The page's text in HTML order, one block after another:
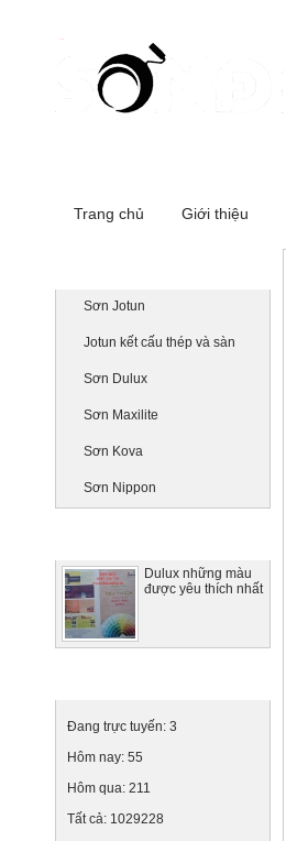
Trang chủ Giới thiệu
Sơn Jotun
Jotun kết cấu thép và sàn
Sơn Dulux
Sơn Maxilite
Sơn Kova
Sơn Nippon
Dulux những màu
được yêu thích nhất
Đang trực tuyến: 3
Hôm nay: 55
Hôm qua: 211
Tất cả: 1029228